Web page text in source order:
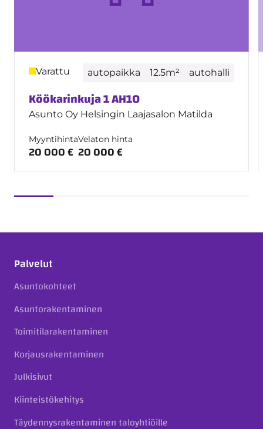
Varattu autopaikka 12.5m² autohalli
Köökarinkuja 1 AH10
Asunto Oy Helsingin Laajasalon Matilda
Myyntihinta
20 000 €
Velaton hinta
20 000 €
Palvelut
Asuntokohteet
Asuntorakentaminen
Toimitilarakentaminen
Korjausrakentaminen
Julkisivut
Kiinteistökehitys
Täydennysrakentaminen taloyhtiöille